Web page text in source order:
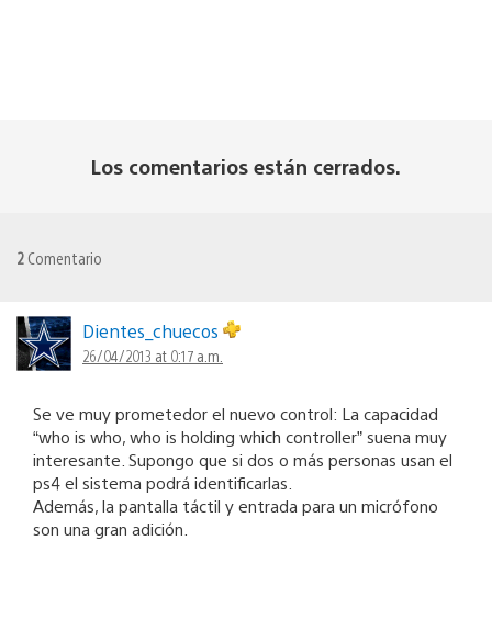
Los comentarios están cerrados.
2 Comentario
Dientes_chuecos
26/04/2013 at 0:17 a.m.
Se ve muy prometedor el nuevo control: La capacidad
“who is who, who is holding which controller” suena muy
interesante. Supongo que si dos o más personas usan el
ps4 el sistema podrá identificarlas.
Además, la pantalla táctil y entrada para un micrófono
son una gran adición.